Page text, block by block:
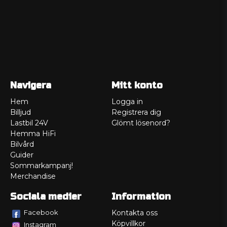
Navigera
Hem
Billjud
Lastbil 24V
Hemma HiFi
Bilvård
Guider
Sommarkampanj!
Merchandise
Mitt konto
Logga in
Registrera dig
Glömt lösenord?
Sociala medier
Facebook
Instagram
Information
Kontakta oss
Köpvillkor